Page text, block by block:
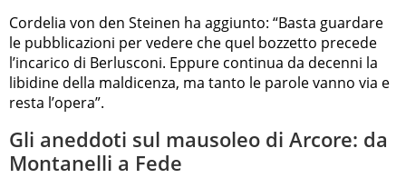
Cordelia von den Steinen ha aggiunto: “Basta guardare
le pubblicazioni per vedere che quel bozzetto precede
l’incarico di Berlusconi. Eppure continua da decenni la
libidine della maldicenza, ma tanto le parole vanno via e
resta l’opera”.
Gli aneddoti sul mausoleo di Arcore: da
Montanelli a Fede